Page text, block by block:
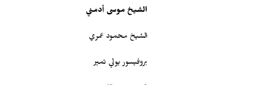
الشيخ موسى أدمني
الشيخ محمود عمري
بروفيسور يولي تمير